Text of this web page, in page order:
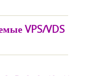
VPS/VDS